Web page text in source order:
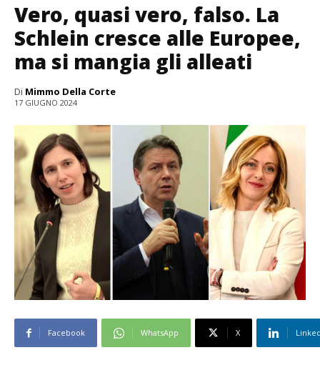
Vero, quasi vero, falso. La
Schlein cresce alle Europee,
ma si mangia gli alleati
Di Mimmo Della Corte
17 GIUGNO 2024
Facebook WhatsApp X